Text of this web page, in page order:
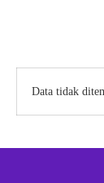
Data tidak